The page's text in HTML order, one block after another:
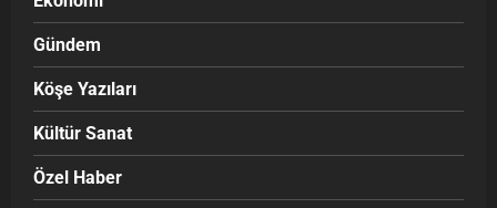
Gündem
Köşe Yazıları
Kültür Sanat
Özel Haber